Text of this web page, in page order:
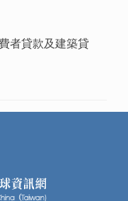
者貸款及建築貸